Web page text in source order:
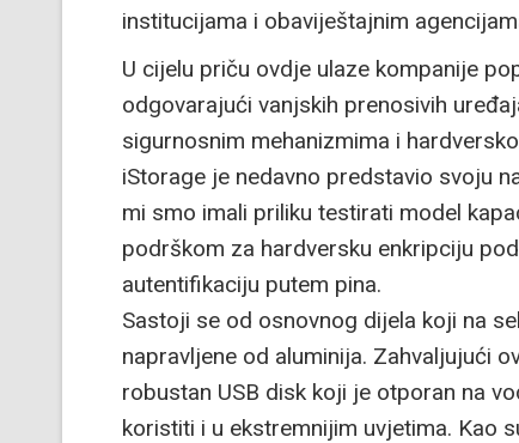
institucijama i obaviještajnim
U cijelu priču ovdje ulaze kompanije
odgovarajući vanjskih prenosivih
sigurnosnim mehanizmima i
iStorage je nedavno predstavio svoju
mi smo imali priliku testirati model
podrškom za hardversku enkripciju
autentifikaciju putem pina.
Sastoji se od osnovnog dijela koji na
napravljene od aluminija. Zahvaljujući
robustan USB disk koji je otporan na
koristiti i u ekstremnijim uvjetima. Kao